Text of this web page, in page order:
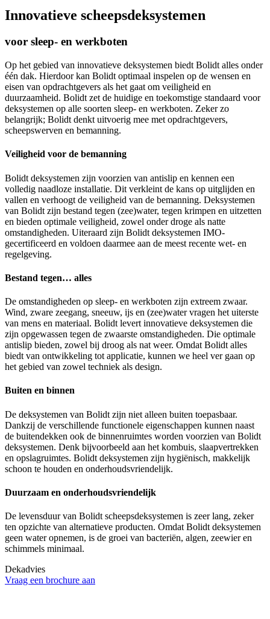
Innovatieve scheepsdeksystemen
voor sleep- en werkboten
Op het gebied van innovatieve deksystemen biedt Bolidt alles onder
één dak. Hierdoor kan Bolidt optimaal inspelen op de wensen en
eisen van opdrachtgevers als het gaat om veiligheid en
duurzaamheid. Bolidt zet de huidige en toekomstige standaard voor
deksystemen op alle soorten sleep- en werkboten. Zeker zo
belangrijk; Bolidt denkt uitvoerig mee met opdrachtgevers,
scheepswerven en bemanning.
Veiligheid voor de bemanning
Bolidt deksystemen zijn voorzien van antislip en kennen een
volledig naadloze installatie. Dit verkleint de kans op uitglijden en
vallen en verhoogt de veiligheid van de bemanning. Deksystemen
van Bolidt zijn bestand tegen (zee)water, tegen krimpen en uitzetten
en bieden optimale veiligheid, zowel onder droge als natte
omstandigheden. Uiteraard zijn Bolidt deksystemen IMO-
gecertificeerd en voldoen daarmee aan de meest recente wet- en
regelgeving.
Bestand tegen… alles
De omstandigheden op sleep- en werkboten zijn extreem zwaar.
Wind, zware zeegang, sneeuw, ijs en (zee)water vragen het uiterste
van mens en materiaal. Bolidt levert innovatieve deksystemen die
zijn opgewassen tegen de zwaarste omstandigheden. Die optimale
antislip bieden, zowel bij droog als nat weer. Omdat Bolidt alles
biedt van ontwikkeling tot applicatie, kunnen we heel ver gaan op
het gebied van zowel techniek als design.
Buiten en binnen
De deksystemen van Bolidt zijn niet alleen buiten toepasbaar.
Dankzij de verschillende functionele eigenschappen kunnen naast
de buitendekken ook de binnenruimtes worden voorzien van Bolidt
deksystemen. Denk bijvoorbeeld aan het kombuis, slaapvertrekken
en opslagruimtes. Bolidt deksystemen zijn hygiënisch, makkelijk
schoon te houden en onderhoudsvriendelijk.
Duurzaam en onderhoudsvriendelijk
De levensduur van Bolidt scheepsdeksystemen is zeer lang, zeker
ten opzichte van alternatieve producten. Omdat Bolidt deksystemen
geen water opnemen, is de groei van bacteriën, algen, zeewier en
schimmels minimaal.
Dekadvies
Vraag een brochure aan